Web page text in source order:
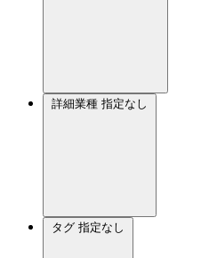
詳細業種 指定なし
タグ 指定なし